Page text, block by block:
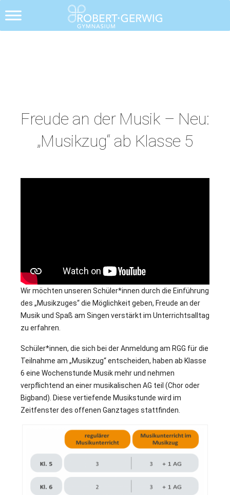
Freude an der Musik – Neu:
„Musikzug“ ab Klasse 5
Wir möchten unseren Schüler*innen durch die Einführung
des „Musikzuges“ die Möglichkeit geben, Freude an der
Musik und Spaß am Singen verstärkt im Unterrichtsalltag
zu erfahren.
Schüler*innen, die sich bei der Anmeldung am RGG für die
Teilnahme am „Musikzug“ entscheiden, haben ab Klasse
6 eine Wochenstunde Musik mehr und nehmen
verpflichtend an einer musikalischen AG teil (Chor oder
Bigband). Diese vertiefende Musikstunde wird im
Zeitfenster des offenen Ganztages stattfinden.